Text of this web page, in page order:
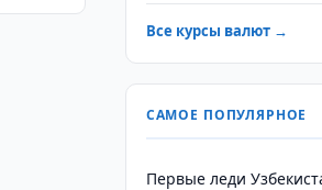
Все курсы валют →
САМОЕ ПОПУЛЯРНОЕ
Первые леди